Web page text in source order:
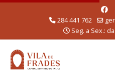
284 441 762
Seg. a Sex.: